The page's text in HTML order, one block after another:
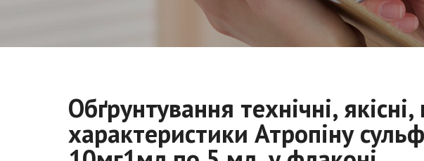
Обґрунтування технічні, якісні,
характеристики Атропіну